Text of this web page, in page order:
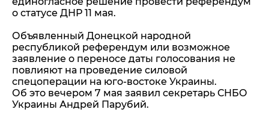
о статусе ДНР 11 мая.
Объявленный Донецкой народной
республикой референдум или возможное
заявление о переносе даты голосования не
повлияют на проведение силовой
спецоперации на юго-востоке Украины.
Об это вечером 7 мая заявил секретарь СНБО
Украины Андрей Парубий.